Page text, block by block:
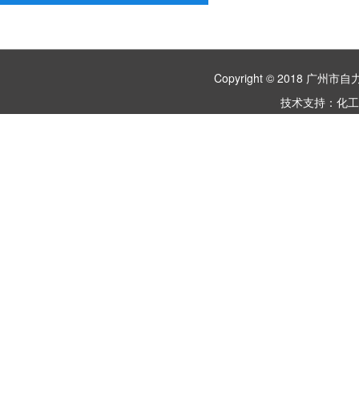
Copyright © 2018 广州市
技术支持： 化